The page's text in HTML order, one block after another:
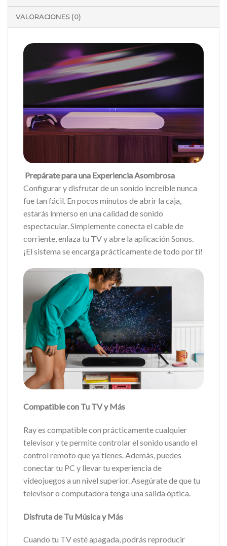
VALORACIONES (0)
Prepárate para una Experiencia Asombrosa
Configurar y disfrutar de un sonido increíble nunca
fue tan fácil. En pocos minutos de abrir la caja,
estarás inmerso en una calidad de sonido
espectacular. Simplemente conecta el cable de
corriente, enlaza tu TV y abre la aplicación Sonos.
¡El sistema se encarga prácticamente de todo por ti!
Compatible con Tu TV y Más
Ray es compatible con prácticamente cualquier
televisor y te permite controlar el sonido usando el
control remoto que ya tienes. Además, puedes
conectar tu PC y llevar tu experiencia de
videojuegos a un nivel superior. Asegúrate de que tu
televisor o computadora tenga una salida óptica.
Disfruta de Tu Música y Más
Cuando tu TV esté apagada, podrás reproducir